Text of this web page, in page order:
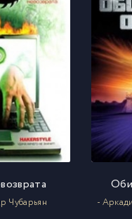
Чубарьян -